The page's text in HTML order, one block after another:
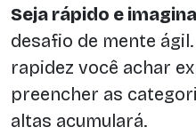
Seja rápido e
desafio de mente
rapidez você achar
preencher as
altas acumulará.